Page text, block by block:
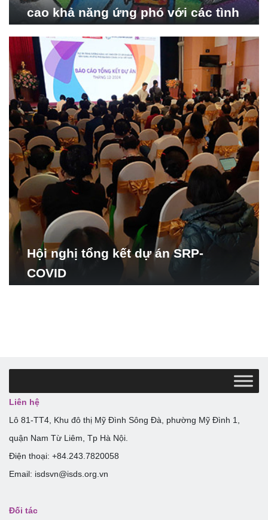
cao khả năng ứng phó với các tình
Hội nghị tổng kết dự án SRP-
COVID
Liên hệ
Lô 81-TT4, Khu đô thị Mỹ Đình Sông Đà, phường Mỹ Đình 1,
quận Nam Từ Liêm, Tp Hà Nội.
Điện thoại: +84.243.7820058
Email: isdsvn@isds.org.vn
Đối tác